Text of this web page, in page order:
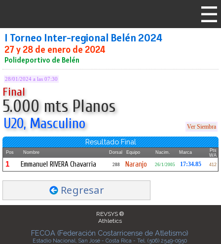
I Torneo Inter-regional Belén 2024
27 y 28 de enero de 2024
Polideportivo de Belén
28/01/2024 a las 07:30
Final
5.000 mts Planos
U20, Masculino Ver Siembra
Resultado Final
Pos Nombre Dorsal Equipo Nacim. Marca
Pts
WA
1 Emmanuel RIVERA Chavarria 288 Naranjo 26/1/2005 17:34.85 412
Regresar
REVSYS ®
Athletics
FECOA (Federación Costarricense de Atletismo)
Estadio Nacional, San José - Costa Rica - Tel. (506) 2549-0950